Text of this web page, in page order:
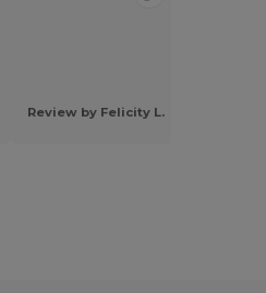
Review by Felicity L.